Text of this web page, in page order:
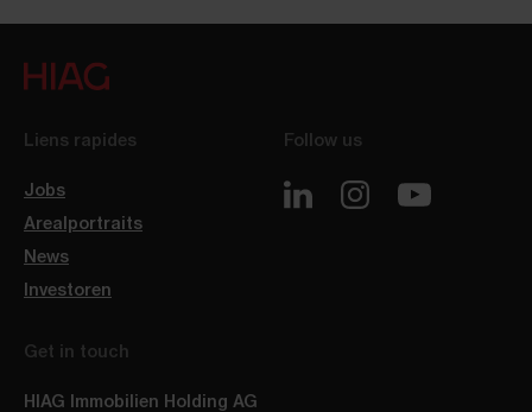
Liens rapides
Jobs
Arealportraits
News
Investoren
Follow us
Get in touch
HIAG Immobilien Holding AG